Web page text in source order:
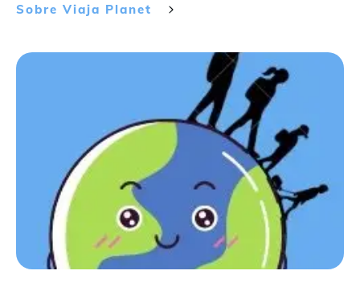
Sobre Viaja Planet